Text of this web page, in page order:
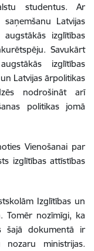
studentus. Ar
Latvijas
izglītības
Savukārt
izglītības
Latvijas ārpolitikas
nodrošināt arī
politikas jomā
Vienošanai par
izglītības attīstības
Izglītības un
Tomēr nozīmīgi, ka
šajā dokumentā ir
ministrijas.